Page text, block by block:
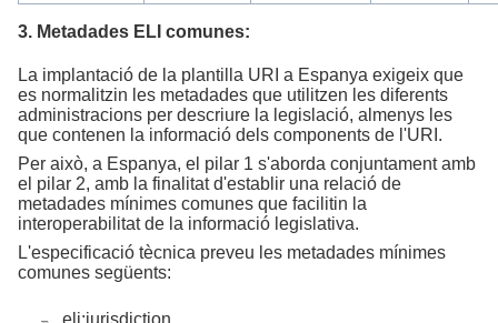
3. Metadades ELI comunes:
La implantació de la plantilla URI a Espanya exigeix que
es normalitzin les metadades que utilitzen les diferents
administracions per descriure la legislació, almenys les
que contenen la informació dels components de l'URI.
Per això, a Espanya, el pilar 1 s'aborda conjuntament amb
el pilar 2, amb la finalitat d'establir una relació de
metadades mínimes comunes que facilitin la
interoperabilitat de la informació legislativa.
L'especificació tècnica preveu les metadades mínimes
comunes següents:
eli:jurisdiction